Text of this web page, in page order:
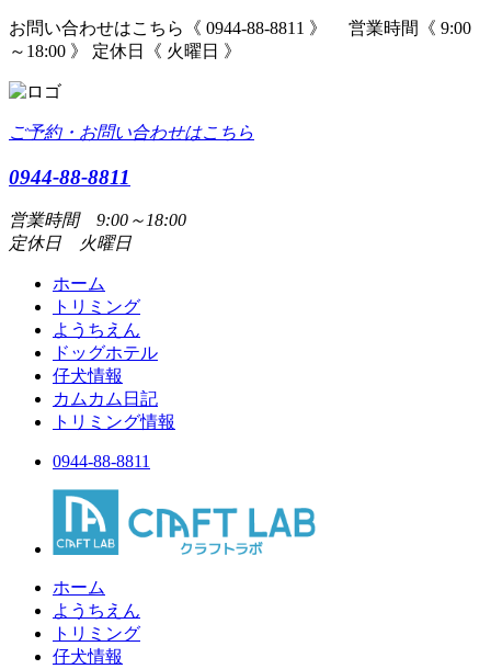
お問い合わせはこちら《 0944-88-8811 》 営業時間《 9:00
～18:00 》 定休日《 火曜日 》
ご予約・お問い合わせはこちら
0944-88-8811
営業時間 9:00～18:00
定休日 火曜日
ホーム
トリミング
ようちえん
ドッグホテル
仔犬情報
カムカム日記
トリミング情報
0944-88-8811
ホーム
ようちえん
トリミング
仔犬情報